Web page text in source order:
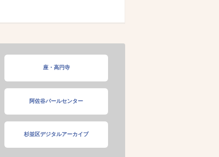
座・高円寺
阿佐谷パールセンター
杉並区デジタルアーカイブ